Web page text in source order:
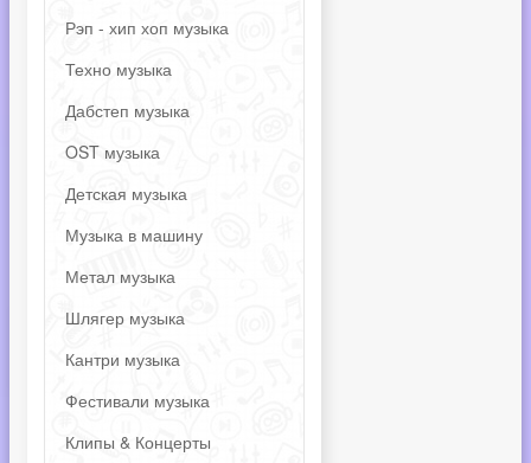
Рэп - хип хоп музыка
Техно музыка
Дабстеп музыка
OST музыка
Детская музыка
Музыка в машину
Метал музыка
Шлягер музыка
Кантри музыка
Фестивали музыка
Клипы & Концерты